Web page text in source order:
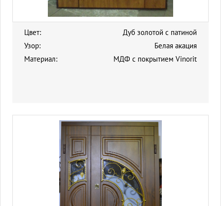
Цвет:
Дуб золотой с патиной
Узор:
Белая акация
Материал:
МДФ с покрытием Vinorit